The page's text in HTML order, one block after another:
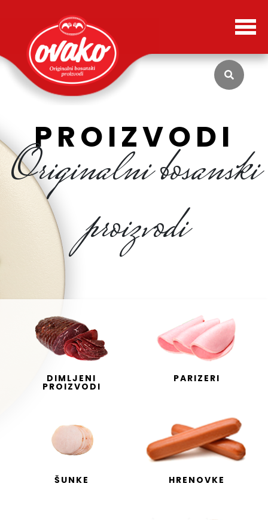
PROIZVODI
Originalni bosanski
proizvodi
DIMLJENI
PROIZVODI
PARIZERI
ŠUNKE HRENOVKE